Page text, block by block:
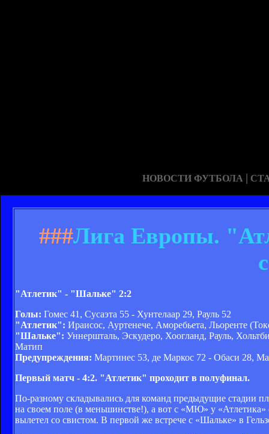
НОВОСТИ ФУТБОЛА |
###Лига Европы.
"Атлетик" - "Шальке" 2:2
Голы: Гомес 41, Сусаэта 55 - Хунтелаар 29, Рауль 52
"Атлетик": Ираисос, Ауртенече, Аморебьета, Льоренте
"Шальке": Уннершталь, Эскудеро, Хоогланд, Рауль,
Матип
Предупреждения: Мартинес 53, де Маркос 72 - Обаси 28,
Первый матч - 4:2. "Атлетик" проходит в полуфинал.
По-разному складывались для команд предыдущие стадии
на своем поле (в меньшинстве!), а вот с «МЮ» у
вылетел со свистом. В первой же встрече с «Шальке» в